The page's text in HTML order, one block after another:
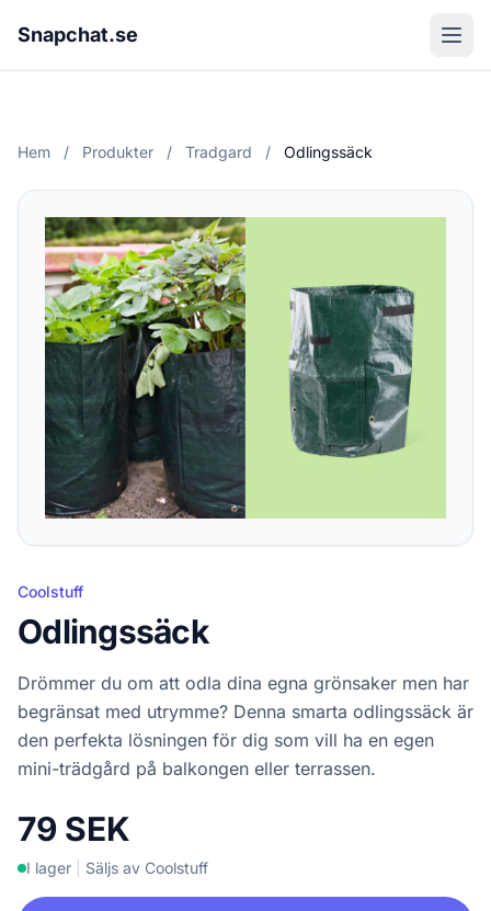
Snapchat.se
Hem / Produkter / Tradgard / Odlingssäck
Coolstuff
Odlingssäck
Drömmer du om att odla dina egna grönsaker men har
begränsat med utrymme? Denna smarta odlingssäck är
den perfekta lösningen för dig som vill ha en egen
mini-trädgård på balkongen eller terrassen.
79 SEK
I lager Säljs av Coolstuff